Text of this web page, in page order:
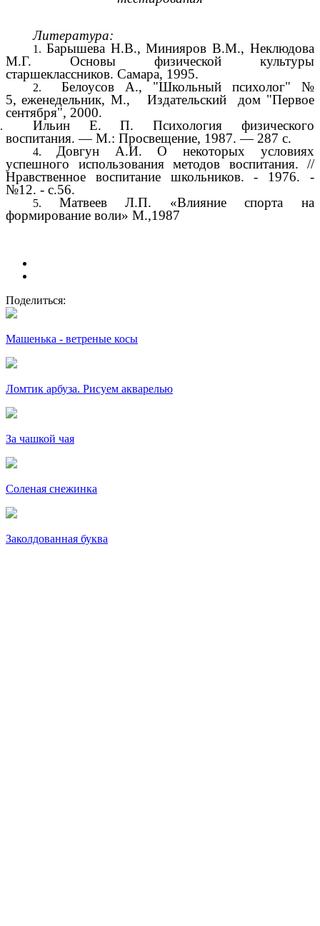
Литература:
Барышева Н.В., Минияров В.М., Неклюдова
М.Г. Основы физической культуры
старшеклассников. Самара, 1995.
Белоусов А., "Школьный психолог"№
5, еженедельник, М.,
Издательский дом "Первое
сентября", 2000.
Ильин Е. П. Психология физического
воспитания. — М.: Просвещение, 1987. — 287 с.
Довгун А.И. О некоторых условиях
успешного использования методов воспитания. //
Нравственное воспитание школьников. - 1976. -
№12. - с.56.
Матвеев Л.П. «Влияние спорта на
формирование воли» М.,1987
Поделиться:
Машенька - ветреные косы
Ломтик арбуза. Рисуем акварелью
За чашкой чая
Соленая снежинка
Заколдованная буква